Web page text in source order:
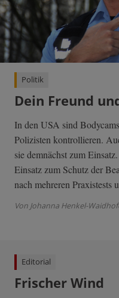
Politik
Dein Freund
In den USA sind
Polizisten kontrollieren.
sie demnächst zum
Einsatz zum Schutz der
nach mehreren Praxistests
Von Johanna Henkel-
Editorial
Frischer Wind